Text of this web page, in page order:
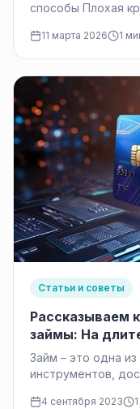
способы Плохая
11 марта 2026 1
Статьи и советы
Рассказываем
займы: На
онлайн
Займ – это одна
инструментов,
4 сентября 2023